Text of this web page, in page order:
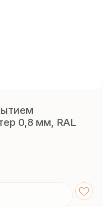
0,8 мм, RAL